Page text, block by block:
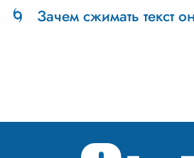
быстрым и адаптированным
пользователя.
Зачем сжимать текст